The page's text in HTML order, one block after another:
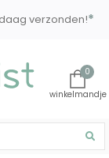
verzonden!*
0